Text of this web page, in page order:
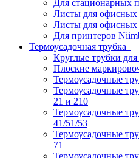
Для стационарных
Листы для
Листы для
Для принтеров
Термоусадочная трубка
Круглые трубки
Плоские
Термоусадочные
Термоусадочные
21 и 210
Термоусадочные
41/51/53
Термоусадочные
71
Термоусадочные